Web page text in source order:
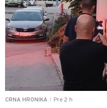
CRNA HRONIKA Pre 2 h